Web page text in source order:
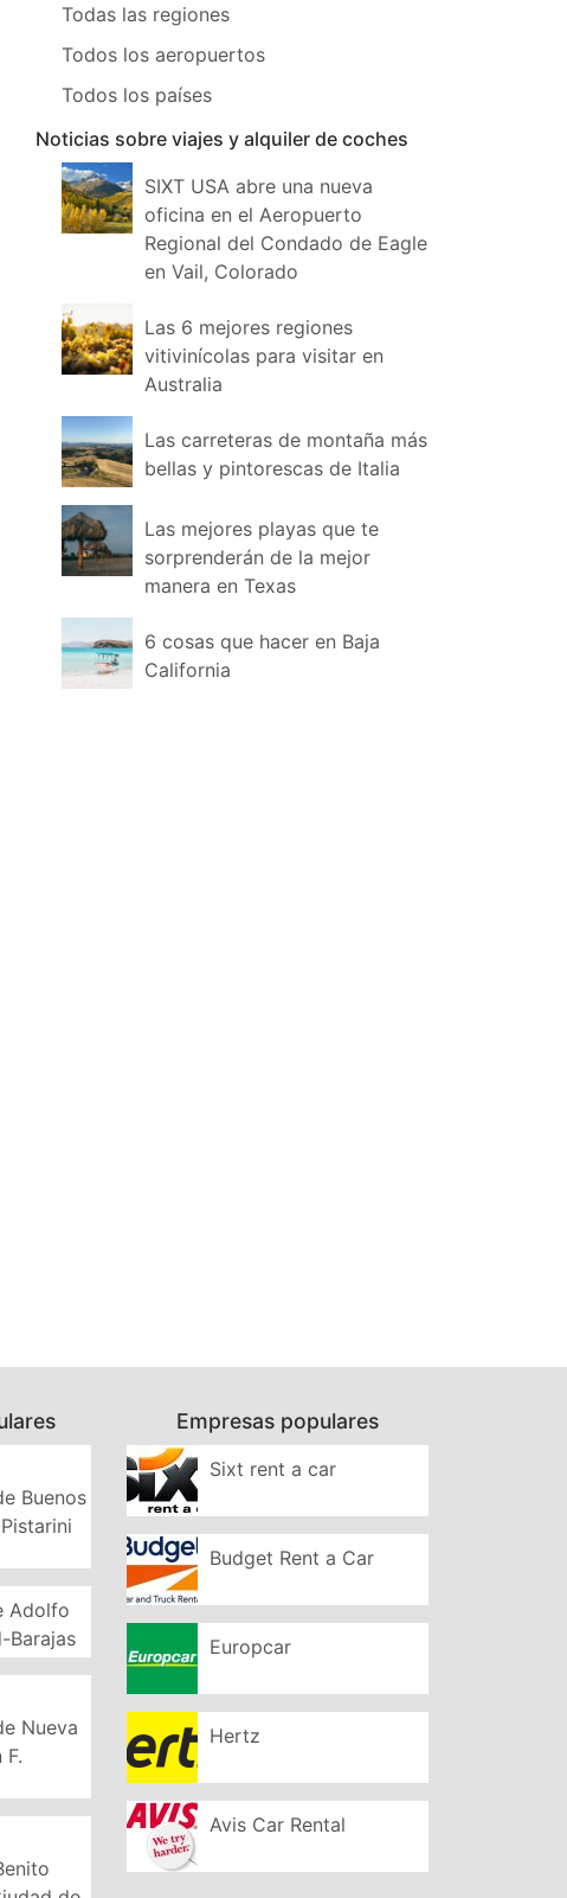
Todas las regiones
Todos los aeropuertos
Todos los países
Noticias sobre viajes y alquiler de coches
SIXT USA abre una nueva
oficina en el Aeropuerto
Regional del Condado de Eagle
en Vail, Colorado
Las 6 mejores regiones
vitivinícolas para visitar en
Australia
Las carreteras de montaña más
bellas y pintorescas de Italia
Las mejores playas que te
sorprenderán de la mejor
manera en Texas
6 cosas que hacer en Baja
California
Buenos
Adolfo
Barajas
Nueva
F.
Empresas populares
Sixt rent a car
Budget Rent a Car
Europcar
Hertz
Avis Car Rental